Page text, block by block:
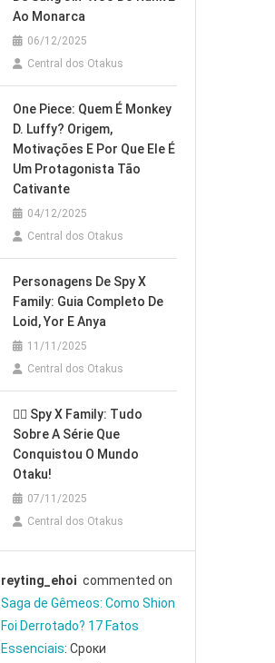
Ao Monarca
06/12/2025
Central dos Otakus
One Piece: Quem É Monkey
D. Luffy? Origem,
Motivações E Por Que Ele É
Um Protagonista Tão
Cativante
04/12/2025
Central dos Otakus
Personagens De Spy X
Family: Guia Completo De
Loid, Yor E Anya
11/11/2025
Central dos Otakus
🕵️‍♂️ Spy X Family: Tudo
Sobre A Série Que
Conquistou O Mundo
Otaku!
07/11/2025
Central dos Otakus
reyting_ehoi commented on
Saga de Gêmeos: Como Shion
Foi Derrotado? 17 Fatos
Essenciais: Сроки